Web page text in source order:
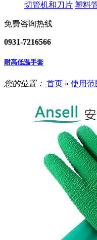
切管机和刀片 塑料
免费咨询热线
0931-7216566
耐高低温手套
您的位置： 首页 » 使用范